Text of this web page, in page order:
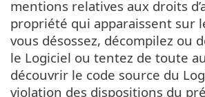
mentions relatives aux droits
propriété qui apparaissent sur
vous désossez, décompilez ou
le Logiciel ou tentez de toute
découvrir le code source du
violation des dispositions du